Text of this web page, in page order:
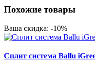
Похожие товары
Ваша скидка: -10%
Сплит система Ballu